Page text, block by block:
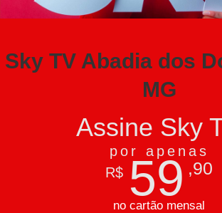
Sky TV Abadia dos
MG
Assine Sky
por apenas
R$ 59 ,90
no cartão mensal